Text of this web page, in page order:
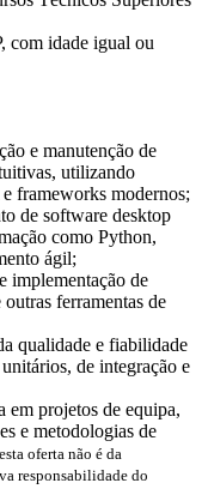
com idade igual ou
e manutenção de
utilizando
frameworks modernos;
de software desktop
como Python,
ágil;
implementação de
ferramentas de
qualidade e fiabilidade
de integração e
em projetos de equipa,
e metodologias de
oferta não é da
responsabilidade do